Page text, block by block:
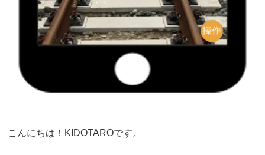
こんにちは！KIDOTAROです。